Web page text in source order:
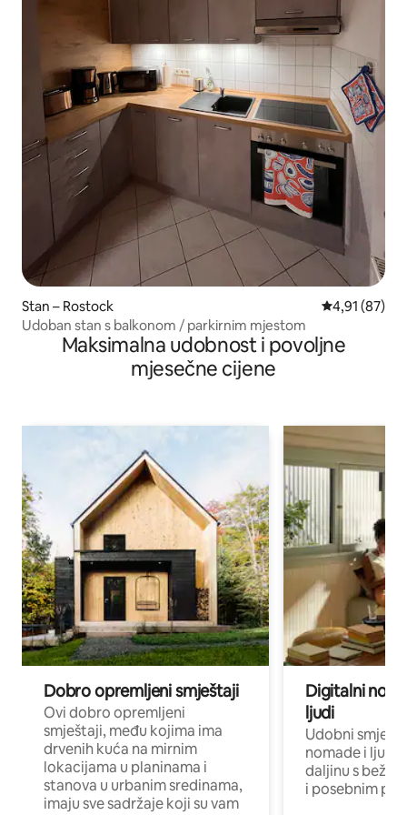
Stan – Rostock Prosječna
4,91 (87)
Udoban stan s balkonom / parkirnim mjestom
Maksimalna udobnost i povoljne
mjesečne cijene
Dobro opremljeni smještaji
Ovi dobro opremljeni
smještaji, među kojima ima
drvenih kuća na mirnim
lokacijama u planinama i
stanova u urbanim sredinama,
imaju sve sadržaje koji su vam
Digitalni
ljudi
Udobni
nomade i ljude
daljinu s
i posebnim